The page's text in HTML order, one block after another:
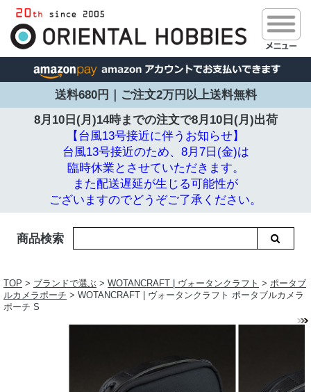
送料680円｜ご注文2万円以上送料無料
8月10日(月)14時までの注文で8月10日(月)出荷
【台風13号接近に伴うお知らせ】
台風13号接近のため、8月7日(金)は
臨時休業とさせていただきます。
また配送遅延が生じる可能性が
ございますのでどうぞご了承ください。
商品検索
TOP > ブランドで選ぶ > WOTANCRAFT | ヴォータンクラフト > ポータブ
ルカメラポーチ > WOTANCRAFT | ヴォータンクラフト ポータブルカメラ
ポーチ S